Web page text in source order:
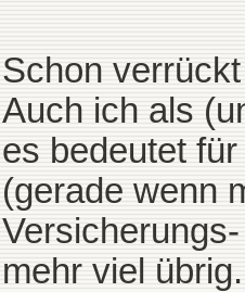
Schon
Auch ich als
es bedeutet
(gerade wenn
mehr viel übrig.